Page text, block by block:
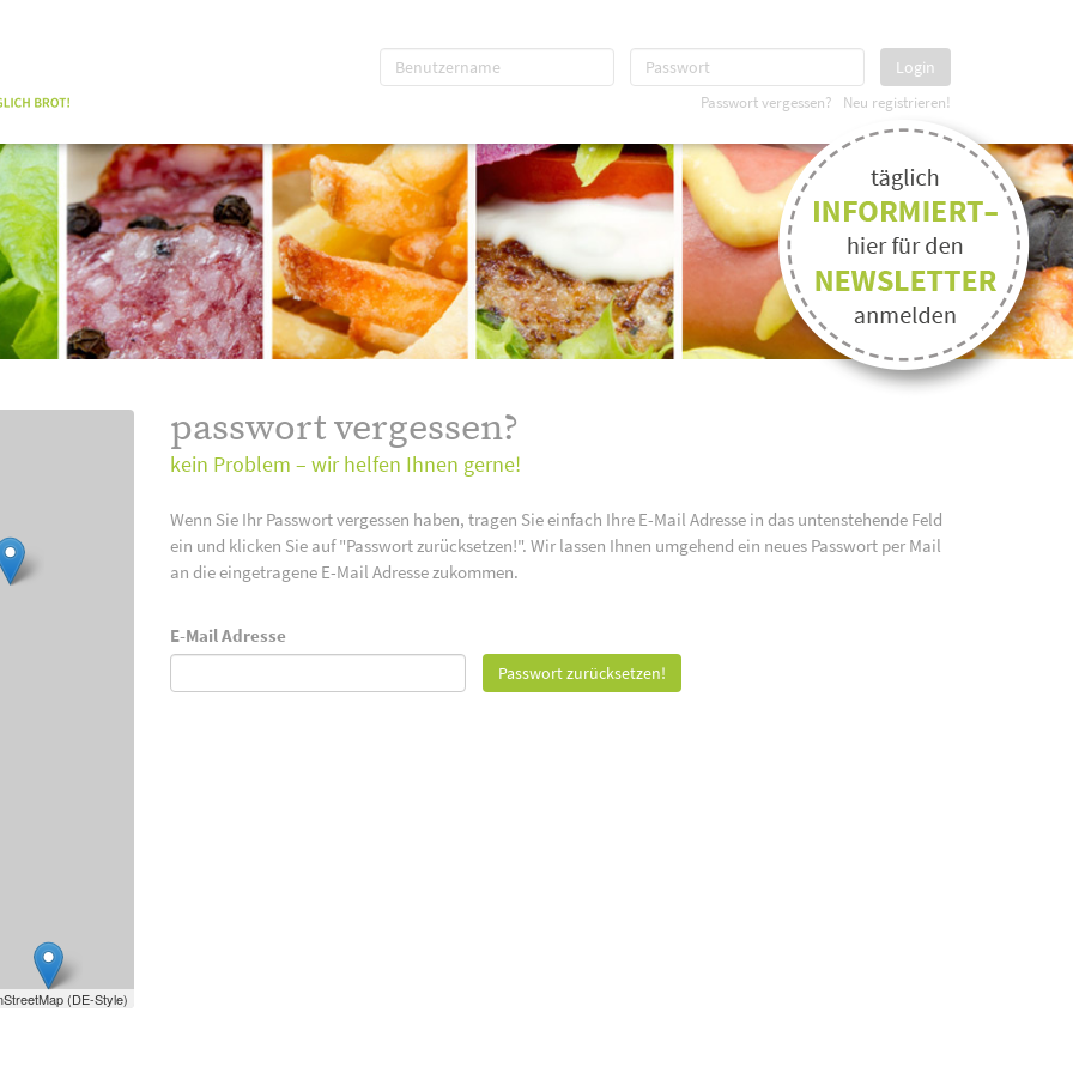
Login
Passwort vergessen? Neu registrieren!
(DE-Style)
passwort vergessen?
kein Problem – wir helfen Ihnen gerne!
Wenn Sie Ihr Passwort vergessen haben, tragen Sie einfach Ihre E-Mail Adresse in das untenstehende Feld
ein und klicken Sie auf "Passwort zurücksetzen!". Wir lassen Ihnen umgehend ein neues Passwort per Mail
an die eingetragene E-Mail Adresse zukommen.
E-Mail Adresse
Passwort zurücksetzen!